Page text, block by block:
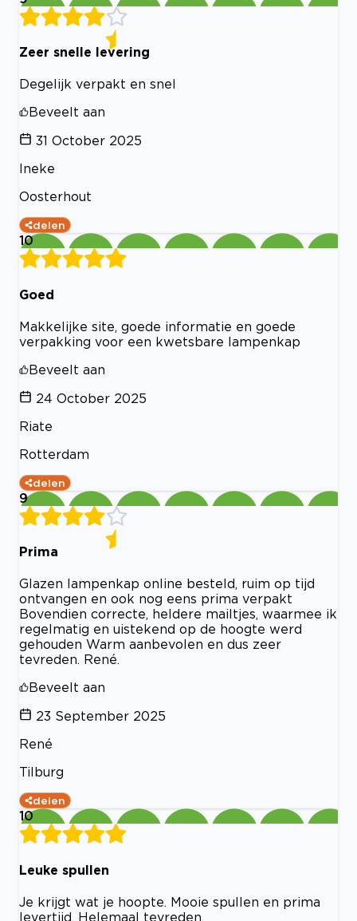
Zeer snelle levering
Degelijk verpakt en snel
Beveelt aan
31 October 2025
Ineke
Oosterhout
delen
10
Goed
Makkelijke site, goede informatie en goede
verpakking voor een kwetsbare lampenkap
Beveelt aan
24 October 2025
Riate
Rotterdam
delen
9
Prima
Glazen lampenkap online besteld, ruim op tijd
ontvangen en ook nog eens prima verpakt
Bovendien correcte, heldere mailtjes, waarmee ik
regelmatig en uistekend op de hoogte werd
gehouden Warm aanbevolen en dus zeer
tevreden. René.
Beveelt aan
23 September 2025
René
Tilburg
delen
10
Leuke spullen
Je krijgt wat je hoopte. Mooie spullen en prima
levertijd. Helemaal tevreden